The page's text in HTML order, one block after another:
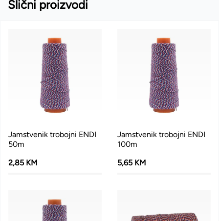
Slični proizvodi
Jamstvenik trobojni ENDI
50m
2,85 KM
Jamstvenik trobojni ENDI
100m
5,65 KM